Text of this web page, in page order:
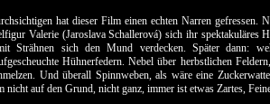
hat dieser Film einen echten Narren gefressen.
Valerie (Jaroslava Schallerová) sich ihr spektakuläres
Strähnen sich den Mund verdecken. Später dann:
Hühnerfedern. Nebel über herbstlichen
Und überall Spinnweben, als wäre eine
nicht auf den Grund, nicht ganz, immer ist etwas Zartes,